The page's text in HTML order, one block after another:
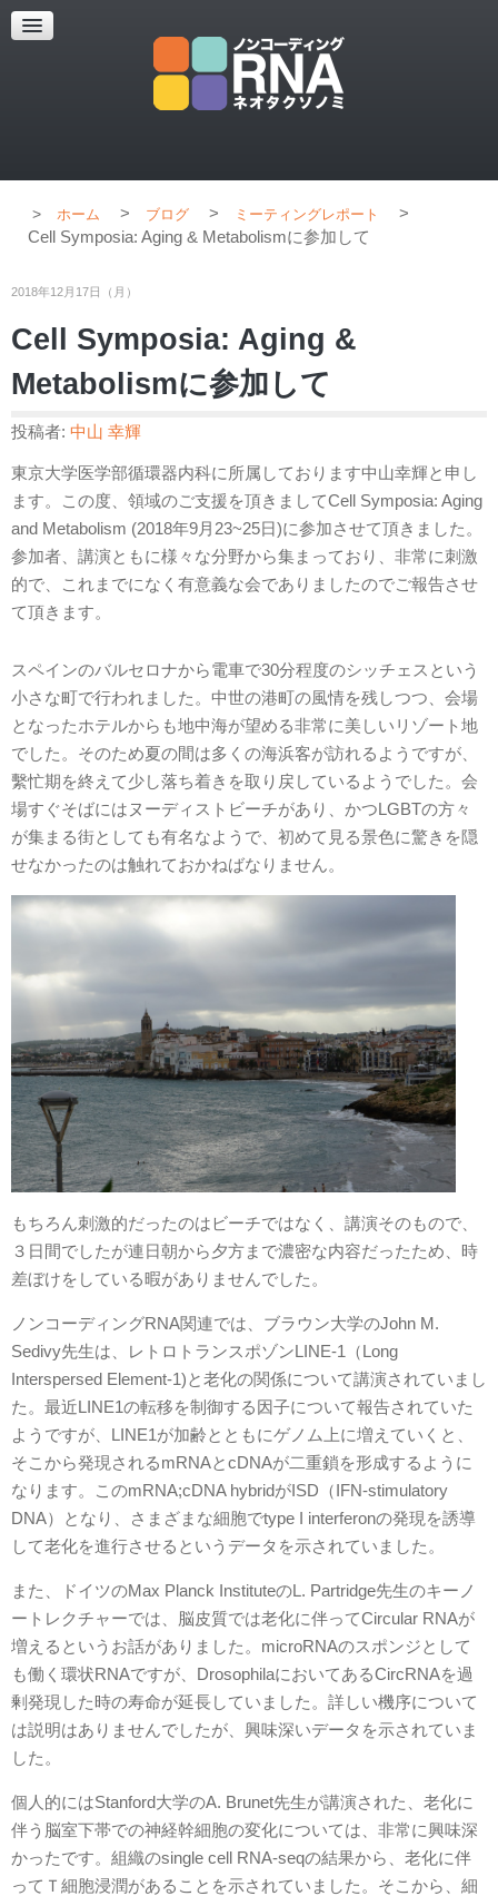
超解像顕微鏡
超解像顕微鏡の紹介
ホーム > ブログ > ミーティングレポート
>
Cell Symposia: Aging & Metabolismに参加して
2018年12月17日（月）
Cell Symposia: Aging &
Metabolismに参加して
投稿者: 中山 幸輝
東京大学医学部循環器内科に所属しております中山幸輝と申し
ます。この度、領域のご支援を頂きましてCell Symposia: Aging
and Metabolism (2018年9月23~25日)に参加させて頂きました。
参加者、講演ともに様々な分野から集まっており、非常に刺激
的で、これまでになく有意義な会でありましたのでご報告させ
て頂きます。
スペインのバルセロナから電車で30分程度のシッチェスという
小さな町で行われました。中世の港町の風情を残しつつ、会場
となったホテルからも地中海が望める非常に美しいリゾート地
でした。そのため夏の間は多くの海浜客が訪れるようですが、
繫忙期を終えて少し落ち着きを取り戻しているようでした。会
場すぐそばにはヌーディストビーチがあり、かつLGBTの方々
が集まる街としても有名なようで、初めて見る景色に驚きを隠
せなかったのは触れておかねばなりません。
もちろん刺激的だったのはビーチではなく、講演そのもので、
３日間でしたが連日朝から夕方まで濃密な内容だったため、時
差ぼけをしている暇がありませんでした。
ノンコーディングRNA関連では、ブラウン大学のJohn M.
Sedivy先生は、レトロトランスポゾンLINE-1（Long
Interspersed Element-1)と老化の関係について講演されていまし
た。最近LINE1の転移を制御する因子について報告されていた
ようですが、LINE1が加齢とともにゲノム上に増えていくと、
そこから発現されるmRNAとcDNAが二重鎖を形成するように
なります。このmRNA;cDNA hybridがISD（IFN-stimulatory
DNA）となり、さまざまな細胞でtype I interferonの発現を誘導
して老化を進行させるというデータを示されていました。
また、ドイツのMax Planck InstituteのL. Partridge先生のキーノ
ートレクチャーでは、脳皮質では老化に伴ってCircular RNAが
増えるというお話がありました。microRNAのスポンジとして
も働く環状RNAですが、DrosophilaにおいてあるCircRNAを過
剰発現した時の寿命が延長していました。詳しい機序について
は説明はありませんでしたが、興味深いデータを示されていま
した。
個人的にはStanford大学のA. Brunet先生が講演された、老化に
伴う脳室下帯での神経幹細胞の変化については、非常に興味深
かったです。組織のsingle cell RNA-seqの結果から、老化に伴
ってＴ細胞浸潤があることを示されていました。そこから、細